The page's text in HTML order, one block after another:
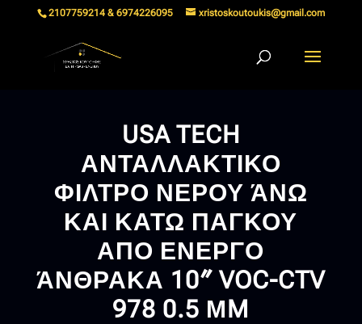
2107759214 & 6974226095 xristoskoutoukis@gmail.com
USA TECH
ΑΝΤΑΛΛΑΚΤΙΚΟ
ΦΙΛΤΡΟ ΝΕΡΟΥ ΆΝΩ
ΚΑΙ ΚΑΤΩ ΠΑΓΚΟΥ
ΑΠΟ ΕΝΕΡΓΟ
ΆΝΘΡΑΚΑ 10″ VOC-CTV
978 0.5 ΜM